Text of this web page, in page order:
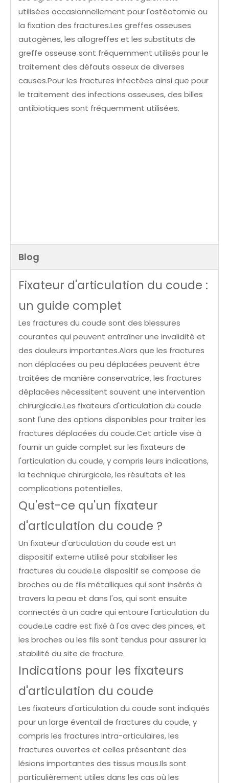
utilisées occasionnellement pour l'ostéotomie ou
la fixation des fractures.Les greffes osseuses
autogènes, les allogreffes et les substituts de
greffe osseuse sont fréquemment utilisés pour le
traitement des défauts osseux de diverses
causes.Pour les fractures infectées ainsi que pour
le traitement des infections osseuses, des billes
antibiotiques sont fréquemment utilisées.
Blog
Fixateur d'articulation du coude :
un guide complet
Les fractures du coude sont des blessures
courantes qui peuvent entraîner une invalidité et
des douleurs importantes.Alors que les fractures
non déplacées ou peu déplacées peuvent être
traitées de manière conservatrice, les fractures
déplacées nécessitent souvent une intervention
chirurgicale.Les fixateurs d'articulation du coude
sont l'une des options disponibles pour traiter les
fractures déplacées du coude.Cet article vise à
fournir un guide complet sur les fixateurs de
l'articulation du coude, y compris leurs indications,
la technique chirurgicale, les résultats et les
complications potentielles.
Qu'est-ce qu'un fixateur
d'articulation du coude ?
Un fixateur d'articulation du coude est un
dispositif externe utilisé pour stabiliser les
fractures du coude.Le dispositif se compose de
broches ou de fils métalliques qui sont insérés à
travers la peau et dans l'os, qui sont ensuite
connectés à un cadre qui entoure l'articulation du
coude.Le cadre est fixé à l'os avec des pinces, et
les broches ou les fils sont tendus pour assurer la
stabilité du site de fracture.
Indications pour les fixateurs
d'articulation du coude
Les fixateurs d'articulation du coude sont indiqués
pour un large éventail de fractures du coude, y
compris les fractures intra-articulaires, les
fractures ouvertes et celles présentant des
lésions importantes des tissus mous.Ils sont
particulièrement utiles dans les cas où les